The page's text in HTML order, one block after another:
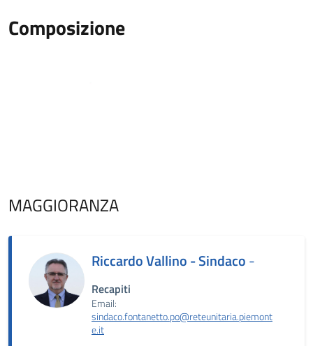
Composizione
MAGGIORANZA
Riccardo Vallino - Sindaco-
Recapiti
Email:
sindaco.fontanetto.po@reteunitaria.piemont
e.it